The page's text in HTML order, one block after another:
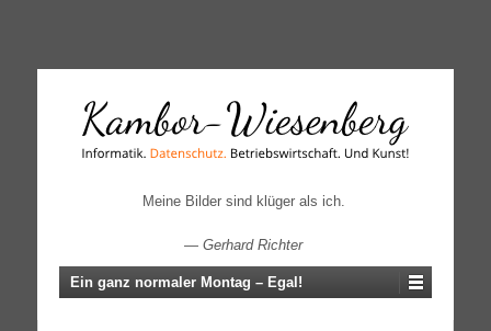
↓
CONTENT
Meine Bilder sind klüger als ich.
—Gerhard Richter
Ein ganz normaler Montag – Egal!